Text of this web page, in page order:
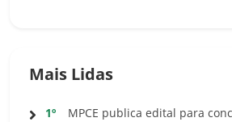
Mais Lidas
1º
MPCE publica edital para